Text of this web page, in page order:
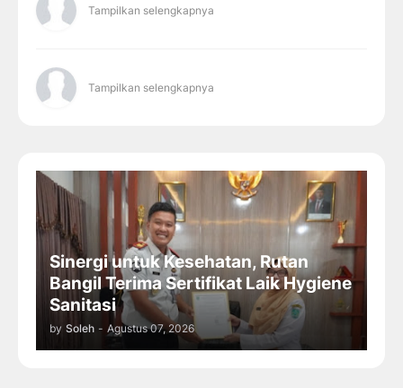
Tampilkan selengkapnya
Tampilkan selengkapnya
Sinergi untuk Kesehatan, Rutan
Bangil Terima Sertifikat Laik Hygiene
Sanitasi
by Soleh - Agustus 07, 2026